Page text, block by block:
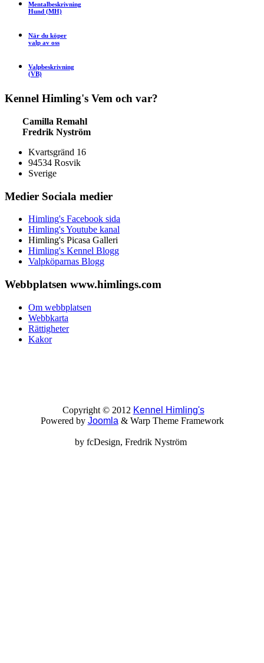
Mentalbeskrivning
Hund (MH)
När du köper
valp av oss
Valpbeskrivning
(VB)
Kennel Himling's Vem och var?
Camilla Remahl
Fredrik Nyström
Kvartsgränd 16
94534 Rosvik
Sverige
Medier Sociala medier
Himling's Facebook sida
Himling's Youtube kanal
Himling's Picasa Galleri
Himling's Kennel Blogg
Valpköparnas Blogg
Webbplatsen www.himlings.com
Om webbplatsen
Webbkarta
Rättigheter
Kakor
Copyright © 2012 Kennel Himling's
Powered by Joomla & Warp Theme Framework
by fcDesign, Fredrik Nyström